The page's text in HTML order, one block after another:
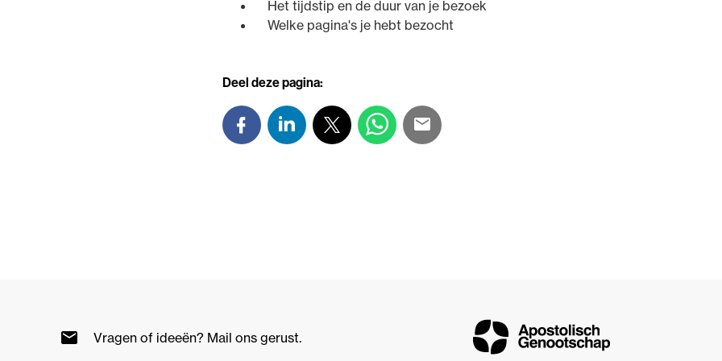
Het tijdstip en de duur van je bezoek
Welke pagina's je hebt bezocht
Deel deze pagina:
Vragen of ideeën? Mail ons gerust.